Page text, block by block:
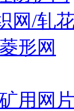
网/轧
形网
用网